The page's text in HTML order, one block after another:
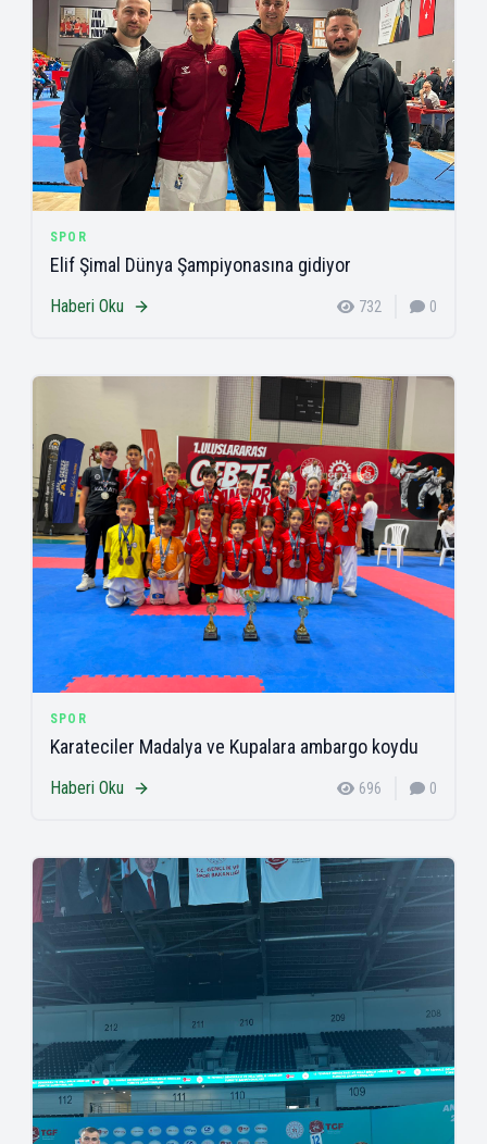
SPOR
Elif Şimal Dünya Şampiyonasına gidiyor
Haberi Oku 732 0
SPOR
Karateciler Madalya ve Kupalara ambargo koydu
Haberi Oku 696 0